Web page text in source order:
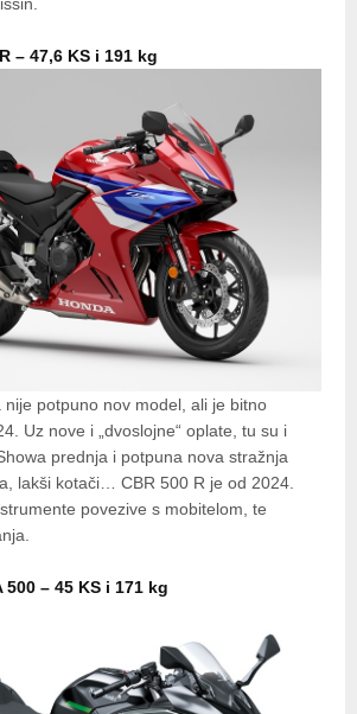
– 47,6 KS i 191 kg
nije potpuno nov model, ali je bitno
Uz nove i „dvoslojne“ oplate, tu su i
prednja i potpuna nova stražnja
lakši kotači… CBR 500 R je od 2024.
povezive s mobitelom, te
500 – 45 KS i 171 kg